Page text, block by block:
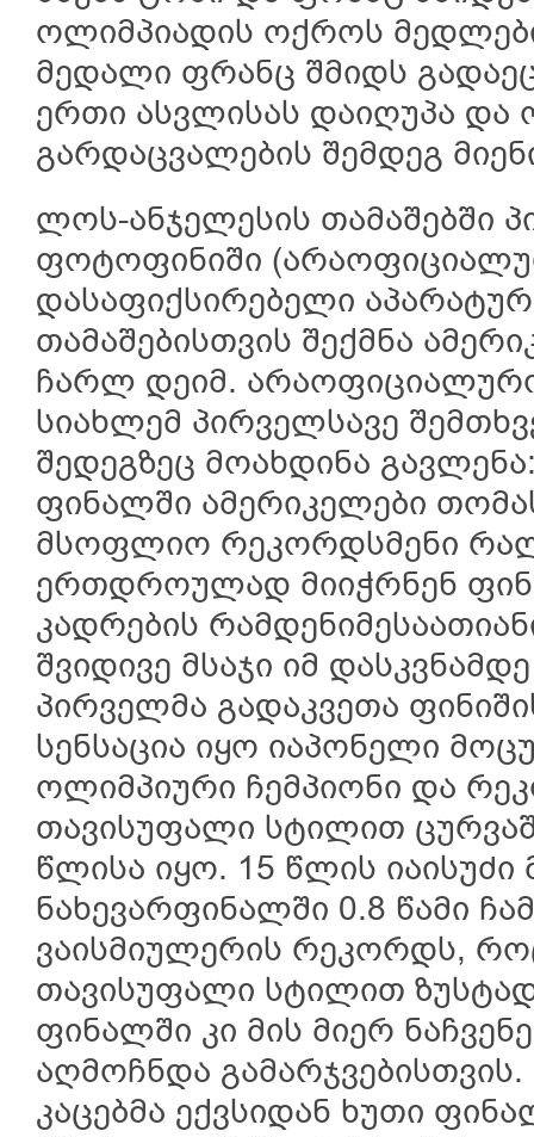
ოლიმპიადის ოქროს
მედალი ფრანც შმიდს
ერთი ასვლისას დაიღუპა და
გარდაცვალების შემდეგ
ლოს-ანჯელესის თამაშებში
ფოტოფინიში
დასაფიქსირებელი
თამაშებისთვის შექმნა
ჩარლ დეიმ.
სიახლემ პირველსავე
შედეგზეც მოახდინა
ფინალში ამერიკელები
მსოფლიო რეკორდსმენი
ერთდროულად მიიჭრნენ
კადრების
შვიდივე მსაჯი იმ
პირველმა გადაკვეთა
სენსაცია იყო იაპონელი
ოლიმპიური ჩემპიონი და
თავისუფალი სტილით
წლისა იყო. 15 წლის იაისუძი
ნახევარფინალში 0.8 წამი
ვაისმიულერის რეკორდს,
თავისუფალი სტილით ზუსტად
ფინალში კი მის მიერ
აღმოჩნდა
კაცებმა ექვსიდან ხუთი